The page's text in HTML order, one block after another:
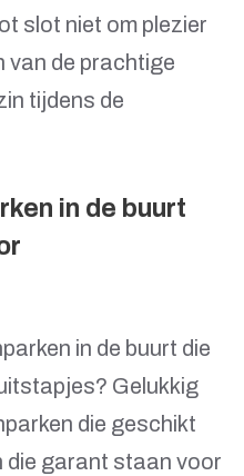
slot niet om plezier
van de prachtige
tijdens de
in de buurt
in de buurt die
Gelukkig
die geschikt
die garant staan voor